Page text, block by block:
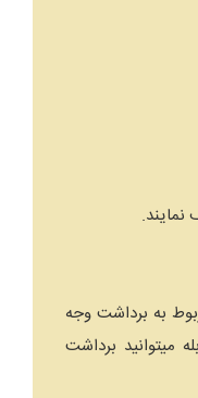
نمایند.
به برداشت وجه
میتوانید برداشت